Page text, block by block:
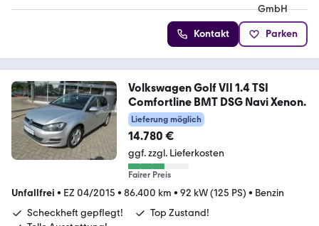
Kontakt Parken
Volkswagen Golf VII 1.4 TSI
Comfortline BMT DSG Navi Xenon.
Lieferung möglich
14.780 €
ggf. zzgl. Lieferkosten
Fairer Preis
Unfallfrei • EZ 04/2015 • 86.400 km • 92 kW (125 PS) • Benzin
Scheckheft gepflegt!
Top Zustand!